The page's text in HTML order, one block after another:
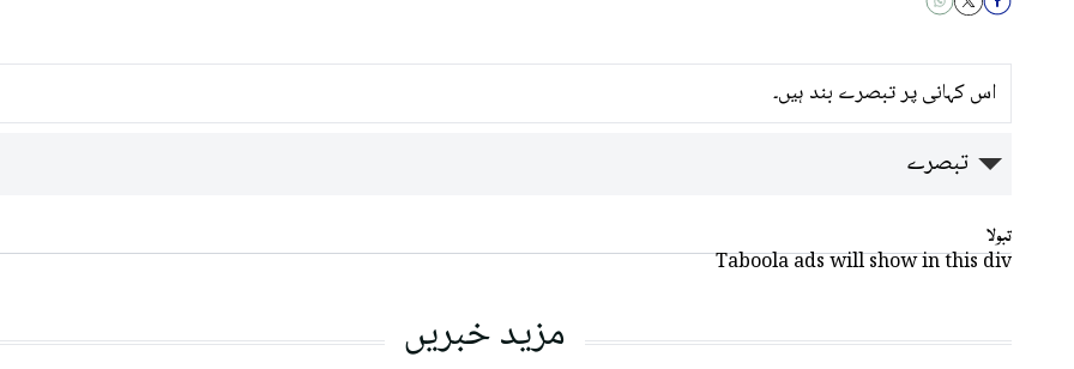
اس کہانی پر تبصرے بند ہیں۔
تبصرے
تبولا
Taboola ads will show in this div
مزید خبریں